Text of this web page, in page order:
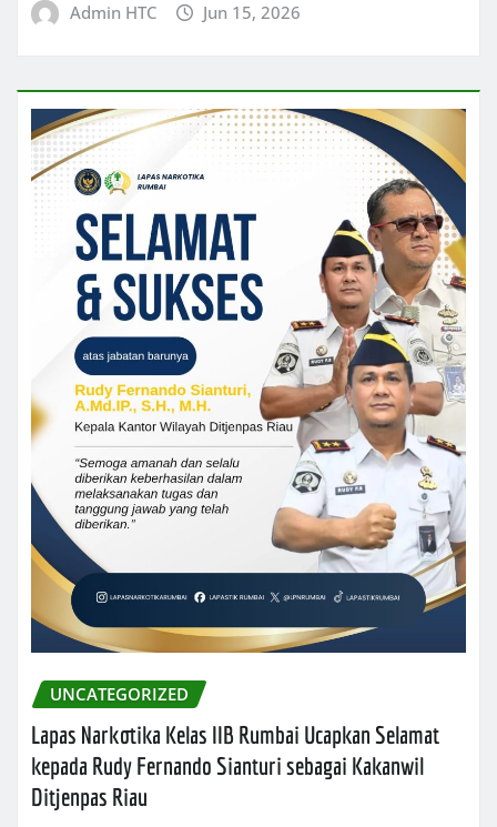
Admin HTC Jun 15, 2026
UNCATEGORIZED
Lapas Narkotika Kelas IIB Rumbai Ucapkan Selamat
kepada Rudy Fernando Sianturi sebagai Kakanwil
Ditjenpas Riau